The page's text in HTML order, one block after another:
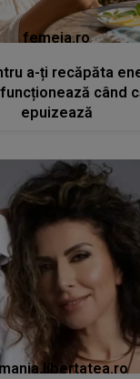
femeia.ro
a-ți recăpăta
când
epuizează